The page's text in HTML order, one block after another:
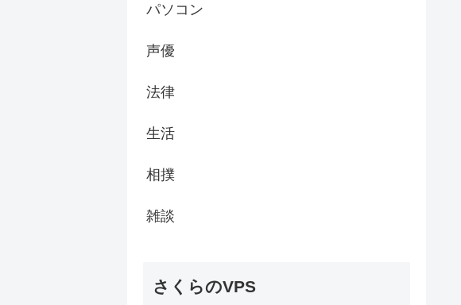
パソコン
声優
法律
生活
相撲
雑談
さくらのVPS